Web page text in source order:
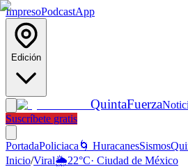
ImpresoPodcastApp
Edición
QuintaFuerza
Suscríbete gratis
PortadaPoliciaca 🌀 HuracanesSismos
Inicio/Viral🌦️22°C· Ciudad de México